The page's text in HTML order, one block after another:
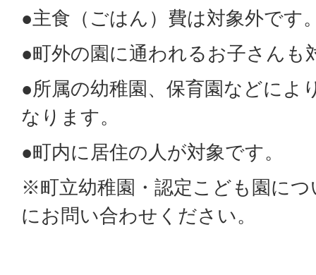
●主食（ごはん）費は対象外です
●町外の園に通われるお子さんも
●所属の幼稚園、保育園などによ
なります。
●町内に居住の人が対象です。
※町立幼稚園・認定こども園につ
にお問い合わせください。